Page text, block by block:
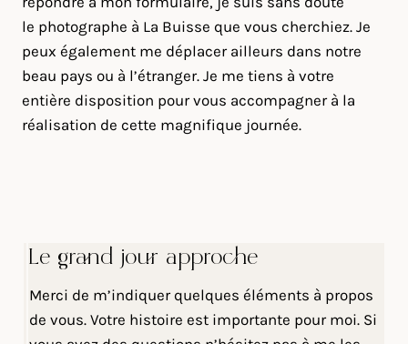
le photographe à La Buisse que vous cherchiez. Je
peux également me déplacer ailleurs dans notre
beau pays ou à l’étranger. Je me tiens à votre
entière disposition pour vous accompagner à la
réalisation de cette magnifique journée.
Le grand jour approche
Merci de m’indiquer quelques éléments à propos
de vous. Votre histoire est importante pour moi. Si